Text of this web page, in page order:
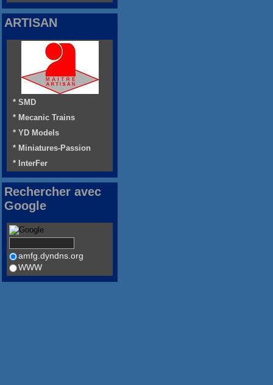
ARTISAN
* SMD
* Mecanic Trains
* YD Models
* Miniatures-Passion
* InterFer
Rechercher avec
Google
amfg.dyndns.org
WWW